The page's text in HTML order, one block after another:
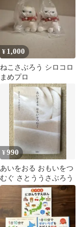
¥ 1,000
ねこさぶろう シロコロ
まめプロ
¥990
あいをおる おもいをつ
むぐ さとううさぶろう